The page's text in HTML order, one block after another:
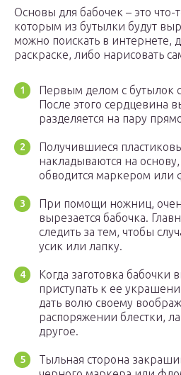
Основы для бабочек – это
которым из бутылки будут
можно поискать в интернете,
раскраске, либо нарисовать
Первым делом с бутылок
После этого сердцевина
разделяется на пару
Получившиеся
накладываются на
обводится маркером или
При помощи ножниц,
вырезается бабочка.
следить за тем, чтобы
усик или лапку.
Когда заготовка бабочки
приступать к ее
дать волю своему
распоряжении блестки,
другое.
Тыльная сторона